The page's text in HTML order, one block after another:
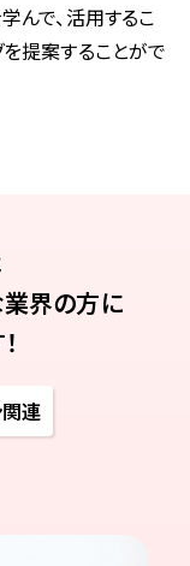
んで、 活用するこ
提案することがで
業界の方に
連